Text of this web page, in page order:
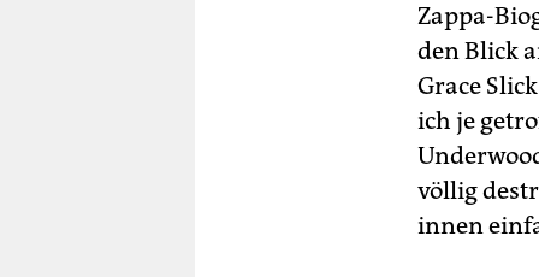
Zappa-
den Blick
Grace
ich je
völlig
innen